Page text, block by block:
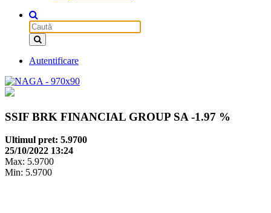
Autentificare
SSIF BRK FINANCIAL GROUP SA -1.97 %
Ultimul pret: 5.9700
25/10/2022 13:24
Max: 5.9700
Min: 5.9700